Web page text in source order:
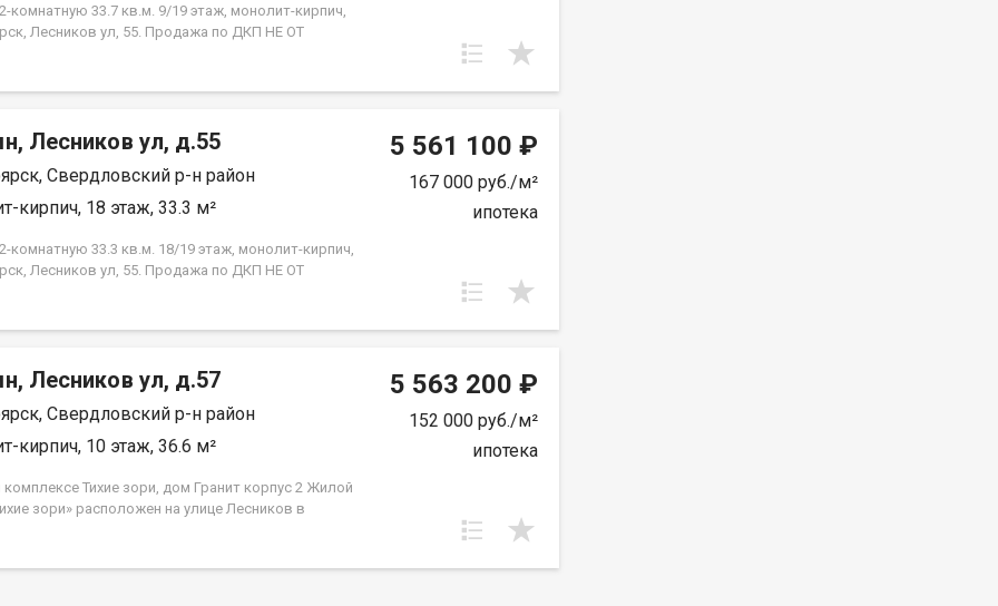
комнатную 33.7 кв.м. 9/19 этаж, монолит-кирпич,
Лесников ул, 55. Продажа по ДКП НЕ ОТ
Лесников ул, д.55
Свердловский р-н район
кирпич, 18 этаж, 33.3 м²
комнатную 33.3 кв.м. 18/19 этаж, монолит-кирпич,
Лесников ул, 55. Продажа по ДКП НЕ ОТ
5 561 100 ₽
167 000 руб./м²
ипотека
Лесников ул, д.57
Свердловский р-н район
кирпич, 10 этаж, 36.6 м²
Тихие зори, дом Гранит корпус 2 Жилой
зори» расположен на улице Лесников в
состоит из двух 19-этажных корпусов и двух
5 563 200 ₽
152 000 руб./м²
ипотека